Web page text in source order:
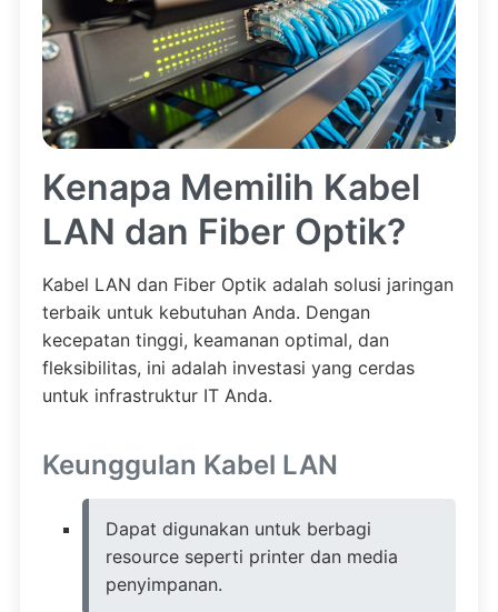
Kenapa Memilih Kabel
LAN dan Fiber Optik?
Kabel LAN dan Fiber Optik adalah solusi jaringan
terbaik untuk kebutuhan Anda. Dengan
kecepatan tinggi, keamanan optimal, dan
fleksibilitas, ini adalah investasi yang cerdas
untuk infrastruktur IT Anda.
Keunggulan Kabel LAN
Dapat digunakan untuk berbagi
resource seperti printer dan media
penyimpanan.